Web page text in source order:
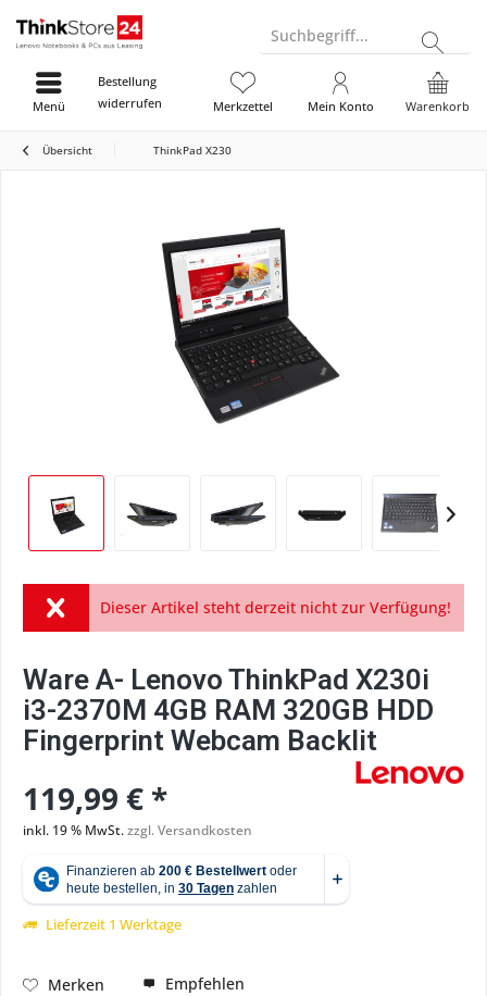
Suchbegriff...
Bestellung
widerrufen
Warenkorb
Merkzettel Mein Konto
Menü
Übersicht ThinkPad X230
Dieser Artikel steht derzeit nicht zur Verfügung!
Ware A- Lenovo ThinkPad X230i
i3-2370M 4GB RAM 320GB HDD
Fingerprint Webcam Backlit
119,99 € *
inkl. 19 % MwSt.zzgl. Versandkosten
Lieferzeit 1 Werktage
Merken Empfehlen